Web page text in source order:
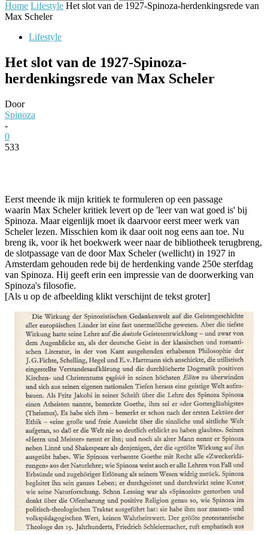
Home Lifestyle Het slot van de 1927-Spinoza-herdenkingsrede van
Max Scheler
Lifestyle
Het slot van de 1927-Spinoza-
herdenkingsrede van Max Scheler
Door
Spinoza
-
0
533
Eerst meende ik mijn kritiek te formuleren op een passage
waarin Max Scheler kritiek levert op de 'leer van wat goed is' bij
Spinoza. Maar eigenlijk moet ik daarvoor eerst meer werk van
Scheler lezen. Misschien kom ik daar ooit nog eens aan toe. Nu
breng ik, voor ik het boekwerk weer naar de bibliotheek terugbreng,
de slotpassage van de door Max Scheler (wellicht) in 1927 in
Amsterdam gehouden rede bij de herdenking vande 250e sterfdag
van Spinoza. Hij geeft erin een impressie van de doorwerking van
Spinoza's filosofie.
[Als u op de afbeelding klikt verschijnt de tekst groter]